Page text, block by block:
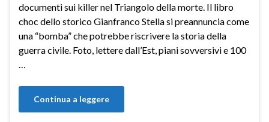
documenti sui killer nel Triangolo della morte. Il libro
choc dello storico Gianfranco Stella si preannuncia come
una “bomba” che potrebbe riscrivere la storia della
guerra civile. Foto, lettere dall’Est, piani sovversivi e 100
Continua a leggere